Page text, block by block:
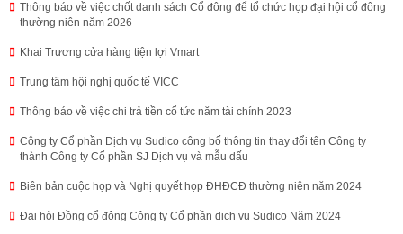
Thông báo về việc chốt danh sách Cổ đông để tổ chức họp đại hội cổ đông
thường niên năm 2026
Khai Trương cửa hàng tiện lợi Vmart
Trung tâm hội nghị quốc tế VICC
Thông báo về việc chi trả tiền cổ tức năm tài chính 2023
Công ty Cổ phần Dịch vụ Sudico công bố thông tin thay đổi tên Công ty
thành Công ty Cổ phần SJ Dịch vụ và mẫu dấu
Biên bản cuộc họp và Nghị quyết họp ĐHĐCĐ thường niên năm 2024
Đại hội Đồng cổ đông Công ty Cổ phần dịch vụ Sudico Năm 2024